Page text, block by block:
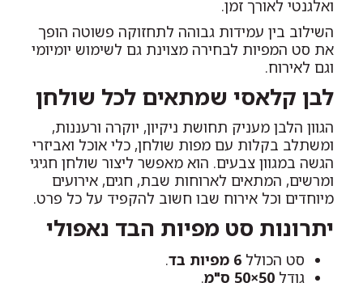
ואלגנטי לאורך זמן.
השילוב בין עמידות גבוהה לתחזוקה פשוטה הופך
את סט המפיות לבחירה מצוינת גם לשימוש יומיומי
וגם לאירוח.
לבן קלאסי שמתאים לכל שולחן
הגוון הלבן מעניק תחושת ניקיון, יוקרה ורעננות,
ומשתלב בקלות עם מפות שולחן, כלי אוכל ואביזרי
הגשה במגוון צבעים. הוא מאפשר ליצור שולחן חגיגי
ומרשים, המתאים לארוחות שבת, חגים, אירועים
מיוחדים וכל אירוח שבו חשוב להקפיד על כל פרט.
יתרונות סט מפיות הבד נאפולי
סט הכולל 6 מפיות בד
.
גודל 50×50 ס"מ
.